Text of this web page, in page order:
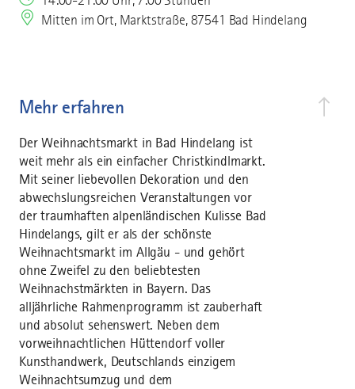
Mitten im Ort, Marktstraße, 87541 Bad Hindelang
Mehr erfahren
Der Weihnachtsmarkt in Bad Hindelang ist
weit mehr als ein einfacher Christkindlmarkt.
Mit seiner liebevollen Dekoration und den
abwechslungsreichen Veranstaltungen vor
der traumhaften alpenländischen Kulisse Bad
Hindelangs, gilt er als der schönste
Weihnachtsmarkt im Allgäu - und gehört
ohne Zweifel zu den beliebtesten
Weihnachstmärkten in Bayern. Das
alljährliche Rahmenprogramm ist zauberhaft
und absolut sehenswert. Neben dem
vorweihnachtlichen Hüttendorf voller
Kunsthandwerk, Deutschlands einzigem
Weihnachtsumzug und dem